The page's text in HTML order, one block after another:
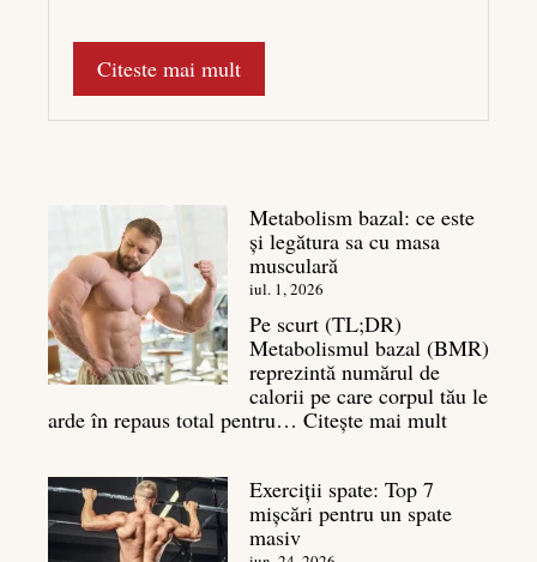
Citeste mai mult
Metabolism bazal: ce este
și legătura sa cu masa
musculară
iul. 1, 2026
Pe scurt (TL;DR)
Metabolismul bazal (BMR)
reprezintă numărul de
calorii pe care corpul tău le
arde în repaus total pentru… Citește mai mult:
este
Exerciții spate: Top 7
mișcări pentru un spate
masiv